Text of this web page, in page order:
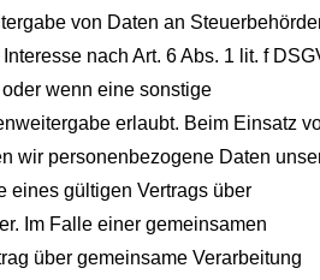
von Daten an
nach Art. 6 Abs. 1 lit. f
wenn eine sonstige
erlaubt. Beim Einsatz
wir personenbezogene Daten
eines gültigen Vertrags über
Im Falle einer gemeinsamen
über gemeinsame Verarbeitung